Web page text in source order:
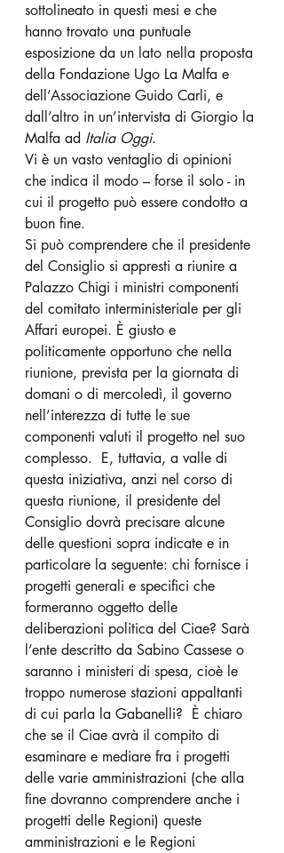
sottolineato in questi mesi e che
hanno trovato una puntuale
esposizione da un lato nella proposta
della Fondazione Ugo La Malfa e
dell’Associazione Guido Carli, e
dall’altro in un’intervista di Giorgio la
Malfa ad Italia Oggi.
Vi è un vasto ventaglio di opinioni
che indica il modo – forse il solo - in
cui il progetto può essere condotto a
buon fine.
Si può comprendere che il presidente
del Consiglio si appresti a riunire a
Palazzo Chigi i ministri componenti
del comitato interministeriale per gli
Affari europei. È giusto e
politicamente opportuno che nella
riunione, prevista per la giornata di
domani o di mercoledì, il governo
nell’interezza di tutte le sue
componenti valuti il progetto nel suo
complesso.  E, tuttavia, a valle di
questa iniziativa, anzi nel corso di
questa riunione, il presidente del
Consiglio dovrà precisare alcune
delle questioni sopra indicate e in
particolare la seguente: chi fornisce i
progetti generali e specifici che
formeranno oggetto delle
deliberazioni politica del Ciae? Sarà
l’ente descritto da Sabino Cassese o
saranno i ministeri di spesa, cioè le
troppo numerose stazioni appaltanti
di cui parla la Gabanelli?  È chiaro
che se il Ciae avrà il compito di
esaminare e mediare fra i progetti
delle varie amministrazioni (che alla
fine dovranno comprendere anche i
progetti delle Regioni) queste
amministrazioni e le Regioni